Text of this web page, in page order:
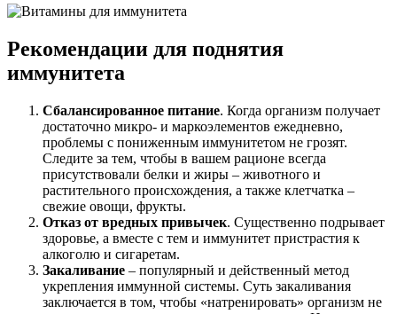
Рекомендации для поднятия
иммунитета
Сбалансированное питание. Когда организм получает
достаточно микро- и маркоэлементов ежедневно,
проблемы с пониженным иммунитетом не грозят.
Следите за тем, чтобы в вашем рационе всегда
присутствовали белки и жиры – животного и
растительного происхождения, а также клетчатка –
свежие овощи, фрукты.
Отказ от вредных привычек. Существенно подрывает
здоровье, а вместе с тем и иммунитет пристрастия к
алкоголю и сигаретам.
Закаливание ‒ популярный и действенный метод
укрепления иммунной системы. Суть закаливания
заключается в том, чтобы «натренировать» организм не